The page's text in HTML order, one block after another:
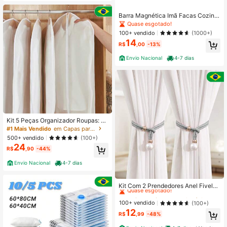
Kit 5 Peças Organizador Roupas: Tr
anslúcido com Tampa Protetora, Ide
al para Casaco, Terno e Saco
#1 Mais Vendido
em Capas para roupas
500+ vendido
(100+)
R$24,90 -44%
Envio Nacional 4-7 dias
Barra Magnética Imã Facas Cozinh
a Churrasqueira 33cm
Quase esgotado!
100+ vendido
(1000+)
R$14 ,00 -13%
Envio Nacional 4-7 dias
Kit Com 2 Prendedores Anel Fivela
Fixo Para Cortina Pérola Enfeite De
corativo
#5 Mais Vendido
Quase esgotado!
#5 Mais Vendido
Quase esgotado!
#5 Mais Vendido
Quase esgotado!
#5 Mais Vendido
em Envio rápido Acessórios decorativos para cortin
100+ vendido (100+)
R$12 ,99 -48%